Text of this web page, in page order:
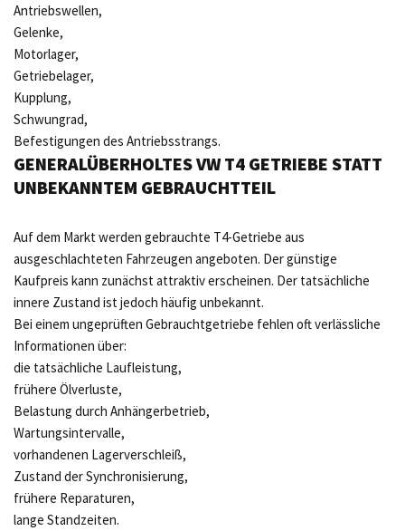
Antriebswellen,
Gelenke,
Motorlager,
Getriebelager,
Kupplung,
Schwungrad,
Befestigungen des Antriebsstrangs.
GENERALÜBERHOLTES VW T4 GETRIEBE STATT
UNBEKANNTEM GEBRAUCHTTEIL
Auf dem Markt werden gebrauchte T4-Getriebe aus
ausgeschlachteten Fahrzeugen angeboten. Der günstige
Kaufpreis kann zunächst attraktiv erscheinen. Der tatsächliche
innere Zustand ist jedoch häufig unbekannt.
Bei einem ungeprüften Gebrauchtgetriebe fehlen oft verlässliche
Informationen über:
die tatsächliche Laufleistung,
frühere Ölverluste,
Belastung durch Anhängerbetrieb,
Wartungsintervalle,
vorhandenen Lagerverschleiß,
Zustand der Synchronisierung,
frühere Reparaturen,
lange Standzeiten.